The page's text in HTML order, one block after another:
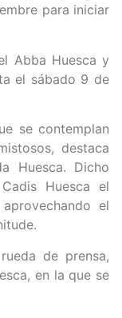
para iniciar
Abba Huesca y
el sábado 9 de
se contemplan
destaca
Huesca. Dicho
Huesca el
el
de prensa,
en la que se